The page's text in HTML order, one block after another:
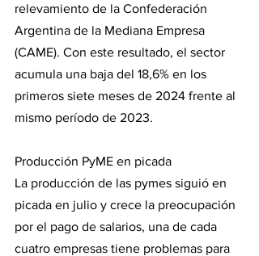
relevamiento de la Confederación
Argentina de la Mediana Empresa
(CAME). Con este resultado, el sector
acumula una baja del 18,6% en los
primeros siete meses de 2024 frente al
mismo período de 2023.
Producción PyME en picada
La producción de las pymes siguió en
picada en julio y crece la preocupación
por el pago de salarios, una de cada
cuatro empresas tiene problemas para